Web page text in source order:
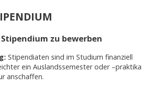
zu bewerben
Stipendiaten sind im Studium finanziell
ein Auslandssemester oder –praktika
anschaffen.